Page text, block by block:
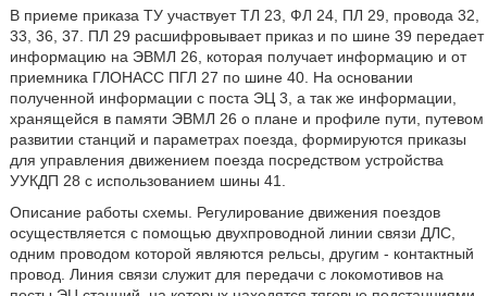
В приеме приказа ТУ участвует ТЛ 23, ФЛ 24, ПЛ 29, провода 32,
33, 36, 37. ПЛ 29 расшифровывает приказ и по шине 39 передает
информацию на ЭВМЛ 26, которая получает информацию и от
приемника ГЛОНАСС ПГЛ 27 по шине 40. На основании
полученной информации с поста ЭЦ 3, а так же информации,
хранящейся в памяти ЭВМЛ 26 о плане и профиле пути, путевом
развитии станций и параметрах поезда, формируются приказы
для управления движением поезда посредством устройства
УУКДП 28 с использованием шины 41.
Описание работы схемы. Регулирование движения поездов
осуществляется с помощью двухпроводной линии связи ДЛС,
одним проводом которой являются рельсы, другим - контактный
провод. Линия связи служит для передачи с локомотивов на